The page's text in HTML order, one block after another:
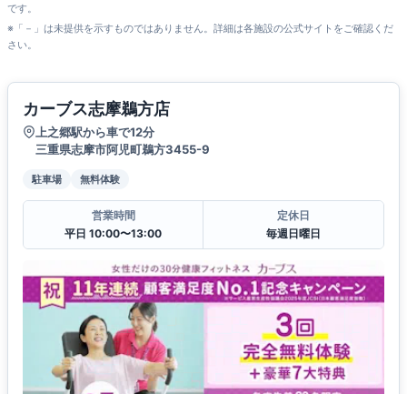
です。
※「－」は未提供を示すものではありません。詳細は各施設の公式サイトをご確認くだ
さい。
カーブス志摩鵜方店
上之郷駅から車で12分
三重県志摩市阿児町鵜方3455-9
駐車場 無料体験
営業時間
平日 10:00〜13:00
定休日
毎週日曜日